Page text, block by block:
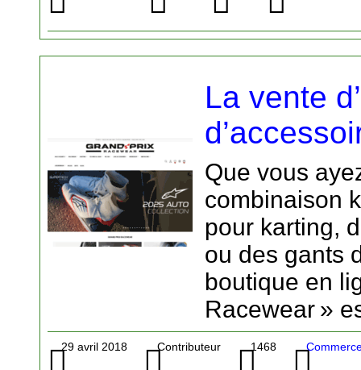
La vente
Que vous
combinaison
pour karting,
ou des gants
boutique en
Racewear »
29 avril 2018 Contributeur 1468